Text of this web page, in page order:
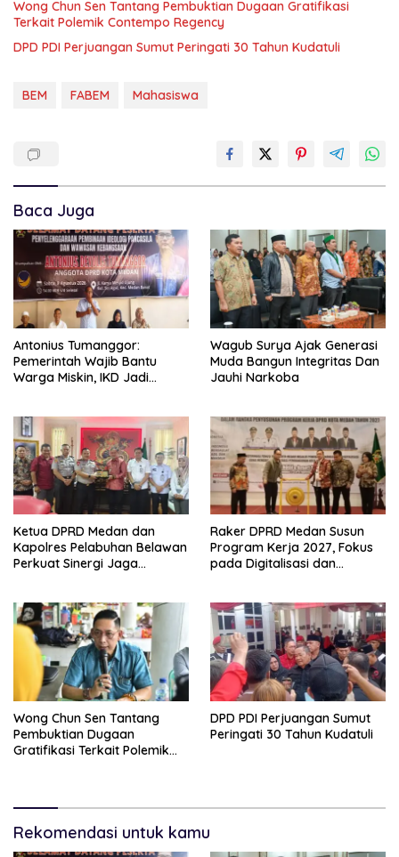
Wong Chun Sen Tantang Pembuktian Dugaan Gratifikasi
Terkait Polemik Contempo Regency
DPD PDI Perjuangan Sumut Peringati 30 Tahun Kudatuli
BEM FABEM Mahasiswa
Baca Juga
Antonius Tumanggor:
Pemerintah Wajib Bantu
Warga Miskin, IKD Jadi
Wagub Surya Ajak Generasi
Muda Bangun Integritas Dan
Jauhi Narkoba
Ketua DPRD Medan dan
Kapolres Pelabuhan Belawan
Perkuat Sinergi Jaga
Belawan
Raker DPRD Medan Susun
Program Kerja 2027, Fokus
pada Digitalisasi dan
Wong Chun Sen Tantang
Pembuktian Dugaan
Gratifikasi Terkait Polemik
DPD PDI Perjuangan Sumut
Peringati 30 Tahun Kudatuli
Rekomendasi untuk kamu